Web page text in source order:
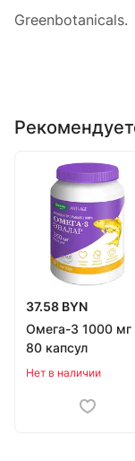
Greenbotanicals.
37.58 BYN
Омега-3 1000 мг
80 капсул
Нет в наличии